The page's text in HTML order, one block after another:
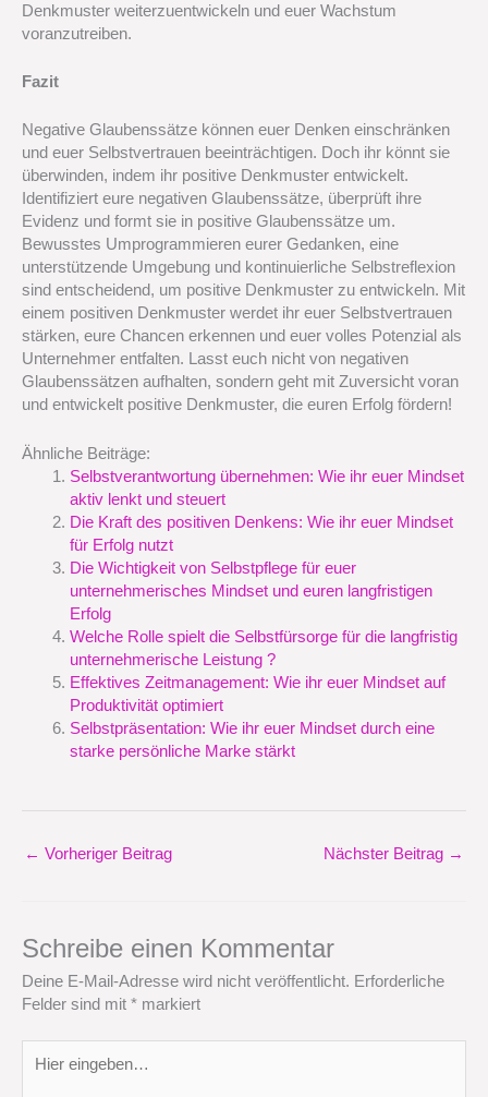
Denkmuster weiterzuentwickeln und euer Wachstum
voranzutreiben.
Fazit
Negative Glaubenssätze können euer Denken einschränken
und euer Selbstvertrauen beeinträchtigen. Doch ihr könnt sie
überwinden, indem ihr positive Denkmuster entwickelt.
Identifiziert eure negativen Glaubenssätze, überprüft ihre
Evidenz und formt sie in positive Glaubenssätze um.
Bewusstes Umprogrammieren eurer Gedanken, eine
unterstützende Umgebung und kontinuierliche Selbstreflexion
sind entscheidend, um positive Denkmuster zu entwickeln. Mit
einem positiven Denkmuster werdet ihr euer Selbstvertrauen
stärken, eure Chancen erkennen und euer volles Potenzial als
Unternehmer entfalten. Lasst euch nicht von negativen
Glaubenssätzen aufhalten, sondern geht mit Zuversicht voran
und entwickelt positive Denkmuster, die euren Erfolg fördern!
Ähnliche Beiträge:
Selbstverantwortung übernehmen: Wie ihr euer Mindset
aktiv lenkt und steuert
Die Kraft des positiven Denkens: Wie ihr euer Mindset
für Erfolg nutzt
Die Wichtigkeit von Selbstpflege für euer
unternehmerisches Mindset und euren langfristigen
Erfolg
Welche Rolle spielt die Selbstfürsorge für die langfristig
unternehmerische Leistung ?
Effektives Zeitmanagement: Wie ihr euer Mindset auf
Produktivität optimiert
Selbstpräsentation: Wie ihr euer Mindset durch eine
starke persönliche Marke stärkt
← Vorheriger Beitrag Nächster Beitrag →
Schreibe einen Kommentar
Deine E-Mail-Adresse wird nicht veröffentlicht. Erforderliche
Felder sind mit * markiert
eingeben…